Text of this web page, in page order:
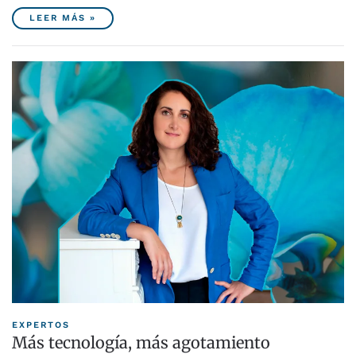
LEER MÁS »
EXPERTOS
Más tecnología, más agotamiento